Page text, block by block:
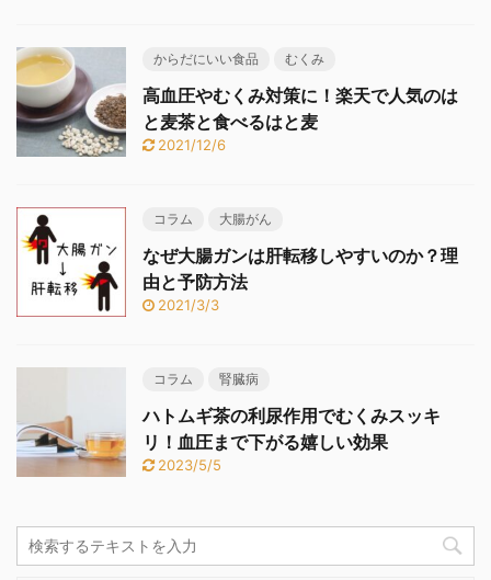
からだにいい食品 むくみ
高血圧やむくみ対策に！楽天で人気のは
と麦茶と食べるはと麦
2021/12/6
コラム 大腸がん
なぜ大腸ガンは肝転移しやすいのか？理
由と予防方法
2021/3/3
コラム 腎臓病
ハトムギ茶の利尿作用でむくみスッキ
リ！血圧まで下がる嬉しい効果
2023/5/5